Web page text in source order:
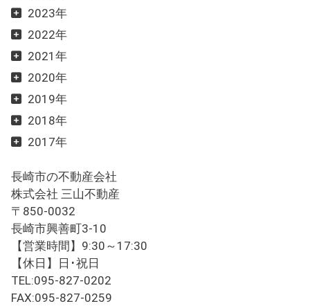
2023年
2022年
2021年
2020年
2019年
2018年
2017年
長崎市の不動産会社
株式会社 三山不動産
〒850-0032
長崎市興善町3-10
【営業時間】9:30～17:30
【休日】日･祝日
TEL:095-827-0202
FAX:095-827-0259